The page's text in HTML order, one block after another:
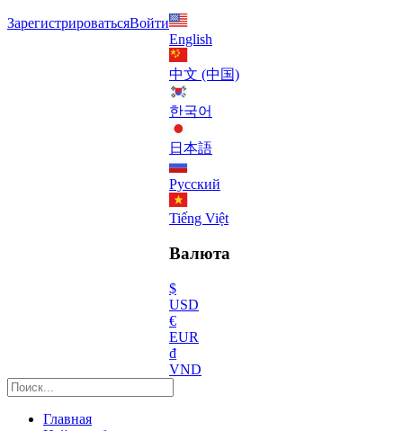
ЗарегистрироватьсяВойти
English
中文 (中国)
한국어
日本語
Русский
Tiếng Việt
Валюта
$
USD
€
EUR
₫
VND
Главная